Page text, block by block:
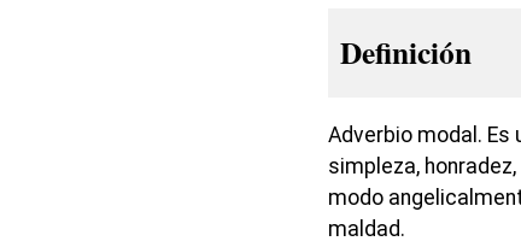
Definición
Adverbio modal. Es
simpleza,
modo
maldad.